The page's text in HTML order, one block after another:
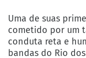
Uma de suas
cometido por um
conduta reta e
bandas do Rio